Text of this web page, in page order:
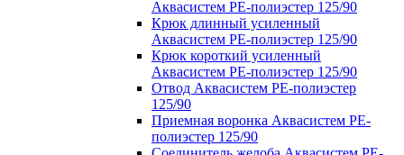
Аквасистем PE-полиэстер 125/90
Крюк длинный усиленный
Аквасистем PE-полиэстер 125/90
Крюк короткий усиленный
Аквасистем PE-полиэстер 125/90
Отвод Аквасистем РЕ-полиэстер
125/90
Приемная воронка Аквасистем PE-
полиэстер 125/90